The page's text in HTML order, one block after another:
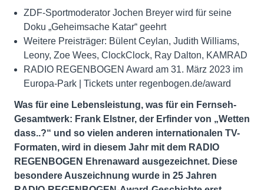
ZDF-Sportmoderator Jochen Breyer wird für seine
Doku „Geheimsache Katar“ geehrt
Weitere Preisträger: Bülent Ceylan, Judith Williams,
Leony, Zoe Wees, ClockClock, Ray Dalton, KAMRAD
RADIO REGENBOGEN Award am 31. März 2023 im
Europa-Park | Tickets unter regenbogen.de/award
Was für eine Lebensleistung, was für ein Fernseh-
Gesamtwerk: Frank Elstner, der Erfinder von „Wetten
dass..?“ und so vielen anderen internationalen TV-
Formaten, wird in diesem Jahr mit dem RADIO
REGENBOGEN Ehrenaward ausgezeichnet. Diese
besondere Auszeichnung wurde in 25 Jahren